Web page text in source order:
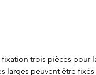
trois pièces pour
larges peuvent être